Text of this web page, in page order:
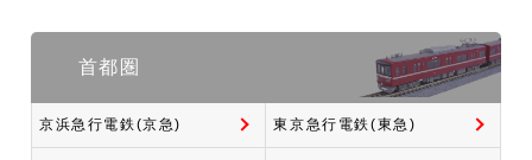
首都圏
京浜急行電鉄(京急) 東京急行電鉄(東急)